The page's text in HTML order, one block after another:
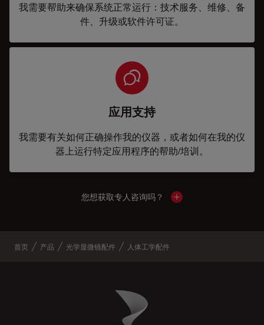
我需要帮助来确保系统正常运行：技术服务、维修、备
件、升级或软件许可证。
应用支持
我需要有关如何正确操作我的仪器，或者如何在我的仪
器上运行特定应用程序的帮助/培训。
您想获取专人咨询吗？ Show local contacts
首页 产品 光学显微镜配件 人体工学配件
Danaher Logo